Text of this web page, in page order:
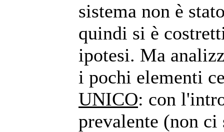
sistema non è
quindi si è
ipotesi. Ma
i pochi elementi
UNICO: con
prevalente (non ci